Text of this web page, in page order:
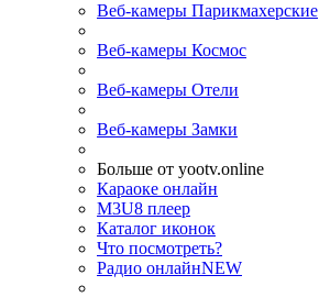
Веб-камеры Парикмахерские
Веб-камеры Космос
Веб-камеры Отели
Веб-камеры Замки
Больше от yootv.online
Караоке онлайн
M3U8 плеер
Каталог иконок
Что посмотреть?
Радио онлайнNEW